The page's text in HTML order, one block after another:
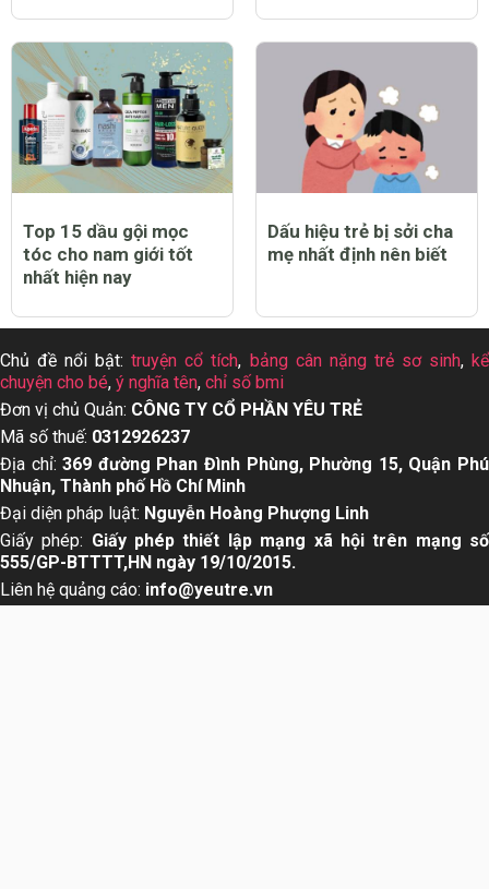
Top 15 dầu gội mọc
tóc cho nam giới tốt
nhất hiện nay
Dấu hiệu trẻ bị sởi cha
mẹ nhất định nên biết
Chủ đề nổi bật:truyện cổ tích, bảng cân nặng trẻ sơ sinh,kể
chuyện cho bé, ý nghĩa tên, chỉ số bmi
Đơn vị chủ Quản: CÔNG TY CỔ PHẦN YÊU TRẺ
Mã số thuế: 0312926237
Địa chỉ:369 đường Phan Đình Phùng, Phường 15, Quận Phú
Nhuận, Thành phố Hồ Chí Minh
Đại diện pháp luật: Nguyễn Hoàng Phượng Linh
Giấy phép: Giấy phép thiết lập mạng xã hội trên mạng số
555/GP-BTTTT,HN ngày 19/10/2015.
Liên hệ quảng cáo: info@yeutre.vn